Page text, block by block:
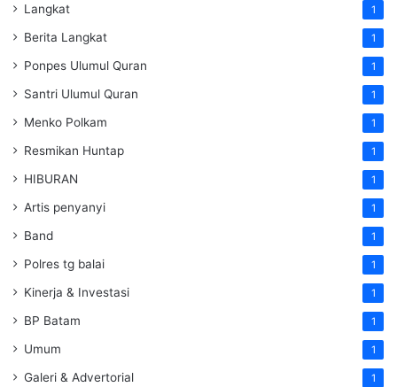
Langkat 1
Berita Langkat 1
Ponpes Ulumul Quran 1
Santri Ulumul Quran 1
Menko Polkam 1
Resmikan Huntap 1
HIBURAN 1
Artis penyanyi 1
Band 1
Polres tg balai 1
Kinerja & Investasi 1
BP Batam 1
Umum 1
Galeri & Advertorial 1